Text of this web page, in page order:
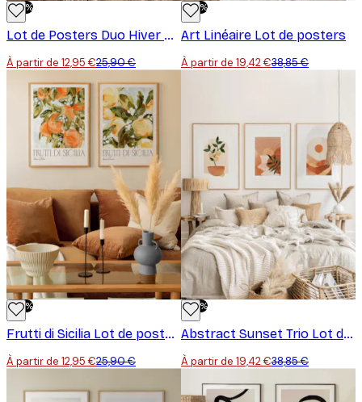
-50%
Lot de Posters Duo Hiver Calme
À partir de 12,95 €25,90 €
-50%
Art Linéaire Lot de posters
À partir de 19,42 €38,85 €
-50%
Frutti di Sicilia Lot de posters
À partir de 12,95 €25,90 €
-50%
Abstract Sunset Trio Lot de Posters
À partir de 19,42 €38,85 €